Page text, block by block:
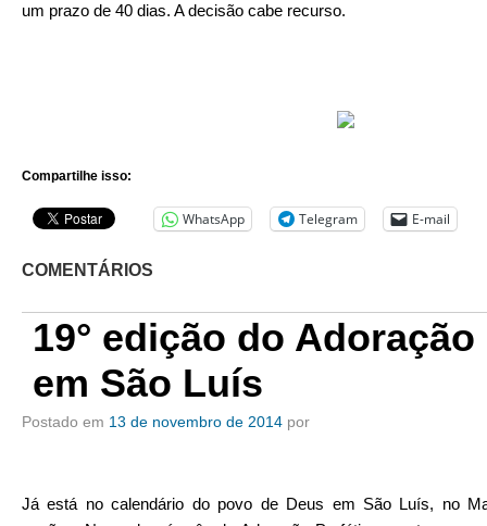
um prazo de 40 dias. A decisão cabe recurso.
Compartilhe isso:
WhatsApp Telegram E-mail
COMENTÁRIOS
19° edição do
em São Luís
Postado em 13 de novembro de 2014 por
Já está no calendário do povo de Deus em São Luís, no